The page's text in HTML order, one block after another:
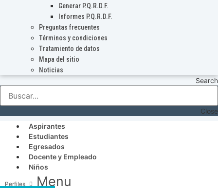
Generar P.Q.R.D.F.
Informes P.Q.R.D.F.
Preguntas frecuentes
Términos y condiciones
Tratamiento de datos
Mapa del sitio
Noticias
Search
Close
Aspirantes
Estudiantes
Egresados
Docente y Empleado
Niños
Menu